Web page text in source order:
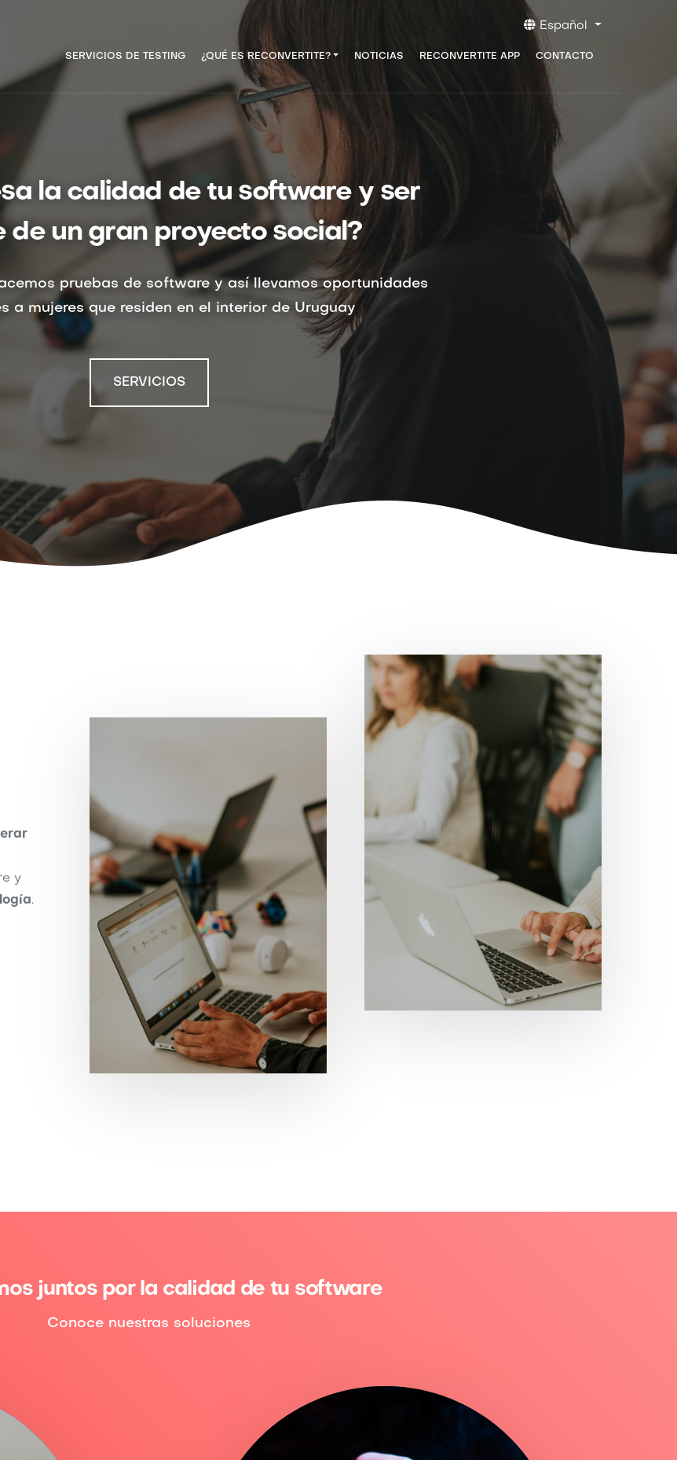
principal
Español
Navegación principal
SERVICIOS DE TESTING ¿QUÉ ES RECONVERTITE? NOTICIAS RECONVERTITE APP CONTACTO
la calidad de tu software y ser
de un gran proyecto social?
pruebas de software y así llevamos oportunidades
a mujeres que residen en el interior de Uruguay
SERVICIOS
y
.
juntos por la calidad de tu software
Conoce nuestras soluciones